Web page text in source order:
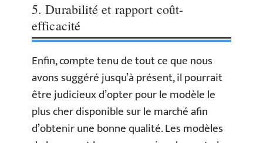
5. Durabilité et rapport coût-
efficacité
Enfin, compte tenu de tout ce que nous
avons suggéré jusqu’à présent, il pourrait
être judicieux d’opter pour le modèle le
plus cher disponible sur le marché afin
d’obtenir une bonne qualité. Les modèles